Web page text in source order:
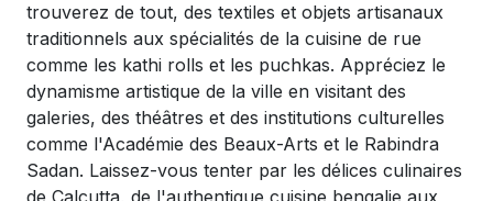
trouverez de tout, des textiles et objets artisanaux
traditionnels aux spécialités de la cuisine de rue
comme les kathi rolls et les puchkas. Appréciez le
dynamisme artistique de la ville en visitant des
galeries, des théâtres et des institutions culturelles
comme l'Académie des Beaux-Arts et le Rabindra
Sadan. Laissez-vous tenter par les délices culinaires
de Calcutta, de l'authentique cuisine bengalie aux